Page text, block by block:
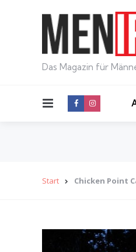
Das Magazin für
Menu
Start Chicken Point